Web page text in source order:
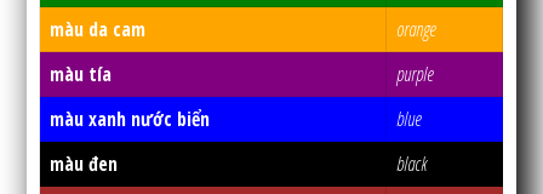
màu da cam
orange
màu tía
purple
màu xanh nước biển
blue
màu đen
black